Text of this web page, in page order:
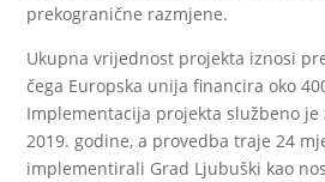
prekogranične razmjene.
Ukupna vrijednost projekta iznosi
čega Europska unija financira oko
Implementacija projekta službeno je
2019. godine, a provedba traje 24
implementirali Grad Ljubuški kao